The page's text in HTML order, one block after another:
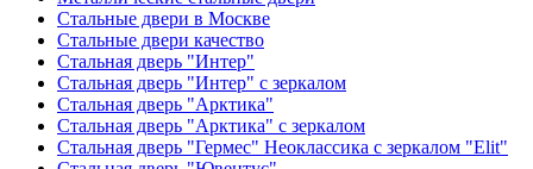
Стальные двери в Москве
Стальные двери качество
Стальная дверь "Интер"
Стальная дверь "Интер" с зеркалом
Стальная дверь "Арктика"
Стальная дверь "Арктика" с зеркалом
Стальная дверь "Гермес" Неоклассика с зеркалом "Elit"